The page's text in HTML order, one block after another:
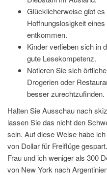
Glücklicherweise gibt
Hoffnungslosigkeit
entkommen.
Kinder verlieben sich in
gute Lesekompetenz.
Notieren Sie sich
Drogerien oder
besser zurechtzufinden.
Halten Sie Ausschau nach
lassen Sie das nicht den
sein. Auf diese Weise habe
von Dollar für Freiflüge
Frau und ich weniger als 300
von New York nach